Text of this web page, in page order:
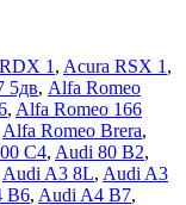
1 , Acura RSX 1 ,
5дв, Alfa Romeo
, Alfa Romeo 166
Alfa Romeo Brera,
C4, Audi 80 B2,
Audi A3 8L, Audi A3
B6, Audi A4 B7,